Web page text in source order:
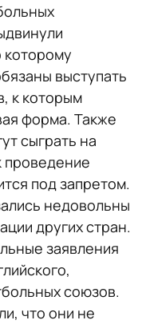
которому
выступать
к которым
форма. Также
сыграть на
проведение
под запретом.
недовольны
других стран.
заявления
союзов.
что они не